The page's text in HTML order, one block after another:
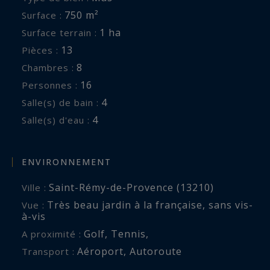
Les détails de votre propriété de luxe en
Provence :
Séjour : Cheminée, TV miroir, Piano à queue,
Accès jardin
Salle de billard / bibliothèque
Cuisine / Salle à manger: Voutée avec 2
cheminées, Espace repas pour 16 personnes,
Entièrement équipée, Piano de Cuisson, Accès
avec cave à vin réfrigérée
doubles séparables, salle de bains ou salle d’eau
privatives et toilettes.
Miroir, Double vasques, Baignoire, Douche,
Toilettes
Surface : 750 m²
Surface terrain : 1 ha
Pièces : 13
Chambres : 8
Personnes : 16
Salle(s) de bain : 4
Salle(s) d'eau : 4
ENVIRONNEMENT
Ville : Saint-Rémy-de-Provence (13210)
Vue : Très beau jardin à la française, sans vis-
à-vis
A proximité : Golf, Tennis,
Transport : Aéroport, Autoroute